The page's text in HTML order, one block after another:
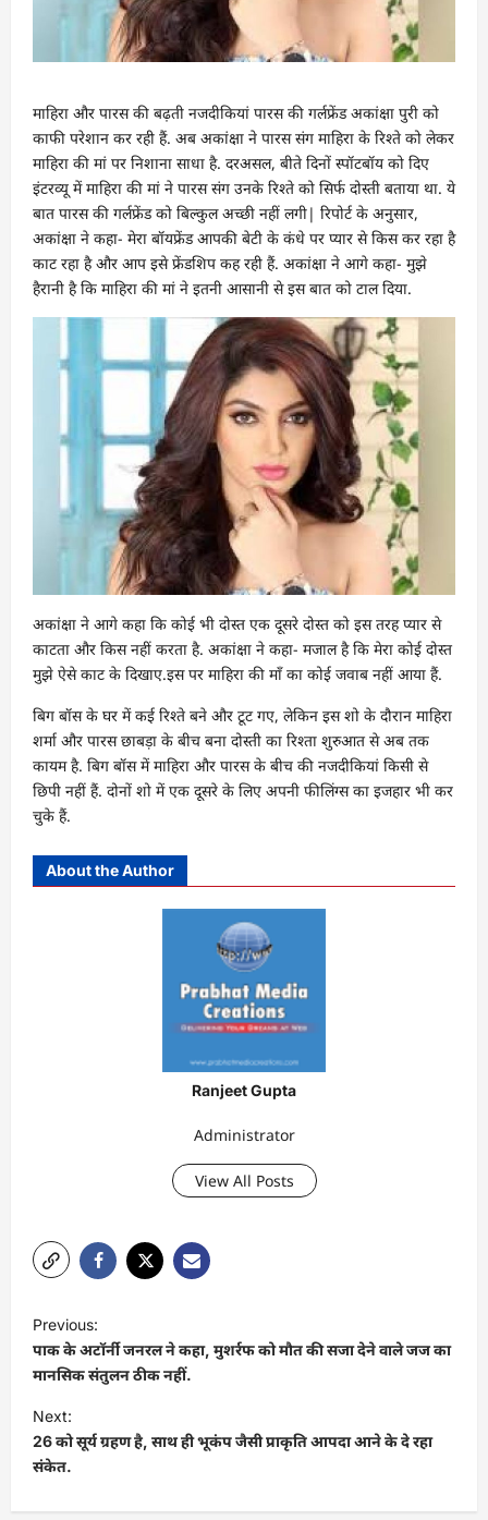
माहिरा और पारस की बढ़ती नजदीकियां पारस की गर्लफ्रेंड अकांक्षा पुरी को
काफी परेशान कर रही हैं. अब अकांक्षा ने पारस संग माहिरा के रिश्ते को लेकर
माहिरा की मां पर निशाना साधा है. दरअसल, बीते दिनों स्पॉटबॉय को दिए
इंटरव्यू में माहिरा की मां ने पारस संग उनके रिश्ते को सिर्फ दोस्ती बताया था. ये
बात पारस की गर्लफ्रेंड को बिल्कुल अच्छी नहीं लगी| रिपोर्ट के अनुसार,
अकांक्षा ने कहा- मेरा बॉयफ्रेंड आपकी बेटी के कंधे पर प्यार से किस कर रहा है
काट रहा है और आप इसे फ्रेंडशिप कह रही हैं. अकांक्षा ने आगे कहा- मुझे
हैरानी है कि माहिरा की मां ने इतनी आसानी से इस बात को टाल दिया.
अकांक्षा ने आगे कहा कि कोई भी दोस्त एक दूसरे दोस्त को इस तरह प्यार से
काटता और किस नहीं करता है. अकांक्षा ने कहा- मजाल है कि मेरा कोई दोस्त
मुझे ऐसे काट के दिखाए.इस पर माहिरा की माँ का कोई जवाब नहीं आया हैं.
बिग बॉस के घर में कई रिश्ते बने और टूट गए, लेकिन इस शो के दौरान माहिरा
शर्मा और पारस छाबड़ा के बीच बना दोस्ती का रिश्ता शुरुआत से अब तक
कायम है. बिग बॉस में माहिरा और पारस के बीच की नजदीकियां किसी से
छिपी नहीं हैं. दोनों शो में एक दूसरे के लिए अपनी फीलिंग्स का इजहार भी कर
चुके हैं.
About the Author
Ranjeet Gupta
Administrator
View All Posts
o
s
t
n
a
v
Previous:
पाक के अटॉर्नी जनरल ने कहा, मुशर्रफ को मौत की सजा देने वाले जज का
मानसिक संतुलन ठीक नहीं.
Next:
26 को सूर्य ग्रहण है, साथ ही भूकंप जैसी प्राकृति आपदा आने के दे रहा
संकेत.